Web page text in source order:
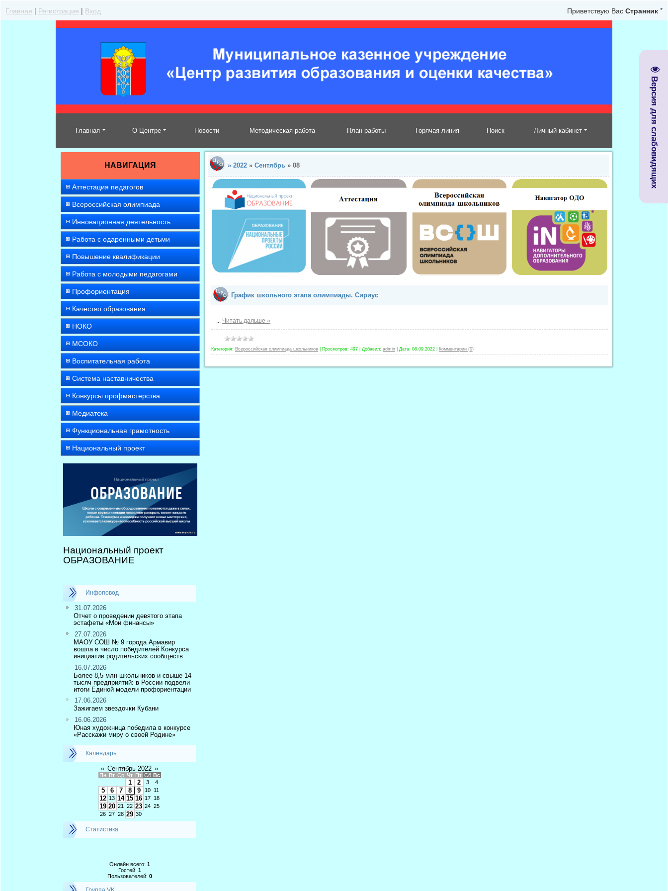
Версия для слабовидящих
Главная | Регистрация | Вход Приветствую Вас Странник *
Главная О Центре Новости Методическая работа План работы Горячая линия Поиск Личный кабинет
НАВИГАЦИЯ
Аттестация педагогов
Всероссийская олимпиада
Инновационная деятельность
Работа с одаренными детьми
Повышение квалификации
Работа с молодыми педагогами
Профориентация
Качество образования
НОКО
МСОКО
Воспитательная работа
Система наставничества
Конкурсы профмастерства
Медиатека
Функциональная грамотность
Национальный проект
Национальный проект
ОБРАЗОВАНИЕ
Инфоповод
31.07.2026
Отчет о проведении девятого этапа
эстафеты «Мои финансы»
27.07.2026
МАОУ СОШ № 9 города Армавир
вошла в число победителей Конкурса
инициатив родительских сообществ
16.07.2026
Более 8,5 млн школьников и свыше 14
тысяч предприятий: в России подвели
итоги Единой модели профориентации
17.06.2026
Зажигаем звездочки Кубани
16.06.2026
Юная художница победила в конкурсе
«Расскажи миру о своей Родине»
Календарь
« Сентябрь 2022 »
Пн Вт Ср Чт Пт Сб Вс
1 2 3 4
5 6 7 8 9 10 11
12 13 14 15 16 17 18
19 20 21 22 23 24 25
26 27 28 29 30
Статистика
Онлайн всего: 1
Гостей: 1
Пользователей: 0
» 2022 » Сентябрь » 08
График школьного этапа олимпиады. Сириус
... Читать дальше »
Категория: Всероссийская олимпиада школьников Просмотров: 497 Добавил: admin Дата: 08.09.2022 Комментарии (0)